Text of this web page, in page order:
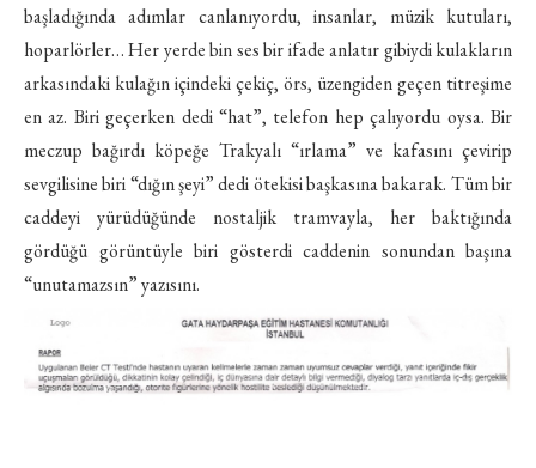
başladığında adımlar canlanıyordu, insanlar, müzik kutuları,
hoparlörler… Her yerde bin ses bir ifade anlatır gibiydi kulakların
arkasındaki kulağın içindeki çekiç, örs, üzengiden geçen titreşime
en az. Biri geçerken dedi “hat”, telefon hep çalıyordu oysa. Bir
meczup bağırdı köpeğe Trakyalı “ırlama” ve kafasını çevirip
sevgilisine biri “dığın şeyi” dedi ötekisi başkasına bakarak. Tüm bir
caddeyi yürüdüğünde nostaljik tramvayla, her baktığında
gördüğü görüntüyle biri gösterdi caddenin sonundan başına
“unutamazsın” yazısını.